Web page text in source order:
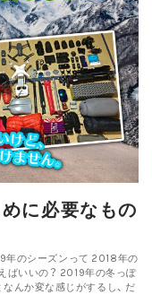
に必要なもの
年のシーズンって 2018年の
ばいいの？ 2019年の冬っぽ
んか変な感じがするし、 だ